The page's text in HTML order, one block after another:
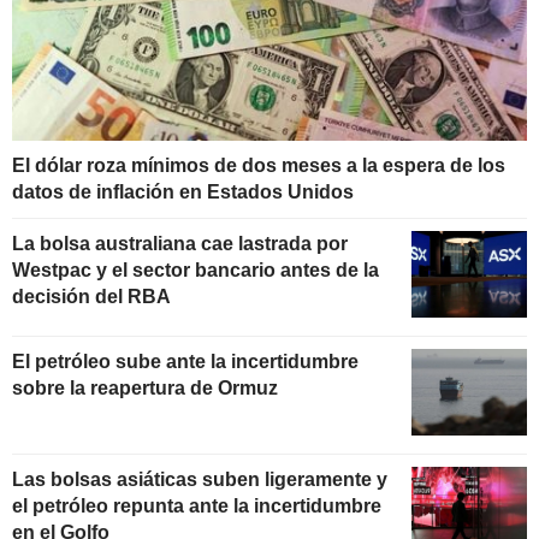
El dólar roza mínimos de dos meses a la espera de los
datos de inflación en Estados Unidos
La bolsa australiana cae lastrada por
Westpac y el sector bancario antes de la
decisión del RBA
El petróleo sube ante la incertidumbre
sobre la reapertura de Ormuz
Las bolsas asiáticas suben ligeramente y
el petróleo repunta ante la incertidumbre
en el Golfo